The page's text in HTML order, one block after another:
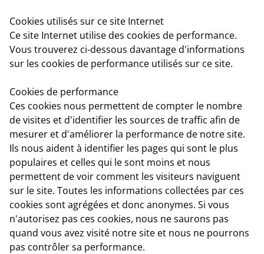
Cookies utilisés sur ce site Internet
Ce site Internet utilise des cookies de performance.
Vous trouverez ci-dessous davantage d'informations
sur les cookies de performance utilisés sur ce site.
Cookies de performance
Ces cookies nous permettent de compter le nombre
de visites et d'identifier les sources de traffic afin de
mesurer et d'améliorer la performance de notre site.
Ils nous aident à identifier les pages qui sont le plus
populaires et celles qui le sont moins et nous
permettent de voir comment les visiteurs naviguent
sur le site. Toutes les informations collectées par ces
cookies sont agrégées et donc anonymes. Si vous
n'autorisez pas ces cookies, nous ne saurons pas
quand vous avez visité notre site et nous ne pourrons
pas contrôler sa performance.